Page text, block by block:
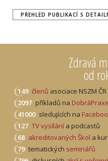
Zdravá
od
149 členů asociace NSZM ČR
2097 příkladů na
41000 sledujících na
127 TV vysílání a podcastů
68 akreditovaných Škol a
79 tematických seminářů
PŘEHLED PUBLIKACÍ S